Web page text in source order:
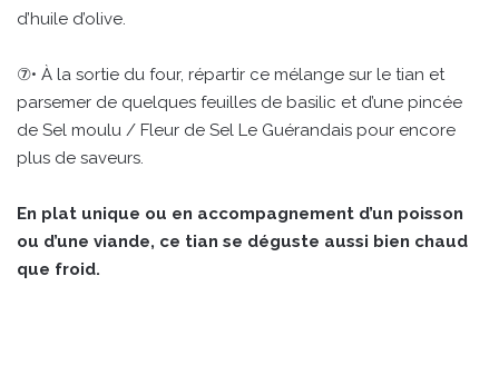
d’huile d’olive.
⑦• À la sortie du four, répartir ce mélange sur le tian et
parsemer de quelques feuilles de basilic et d’une pincée
de Sel moulu / Fleur de Sel Le Guérandais pour encore
plus de saveurs.
En plat unique ou en accompagnement d’un poisson
ou d’une viande, ce tian se déguste aussi bien chaud
que froid.